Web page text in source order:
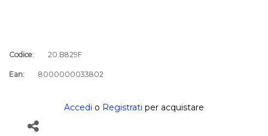
Codice: 20.B829F
Ean: 8000000033802
Accedi o Registrati per acquistare